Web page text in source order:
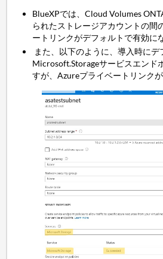
BlueXPでは、Cloud Volumes
られたストレージアカウントの間
ートリンクがデフォルトで有効に
また、以下のように、導入時にデ
Microsoft.Storageサービスエンド
すが、Azureプライベートリンクが